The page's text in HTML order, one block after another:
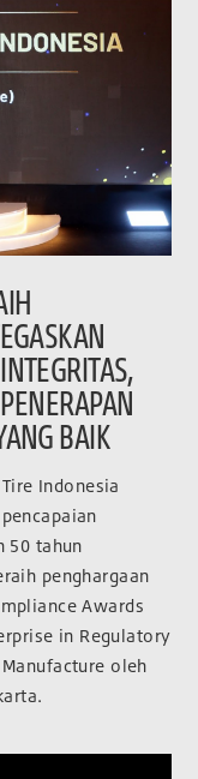
BAIK
Indonesia
50 tahun
penghargaan
Awards
in Regulatory
oleh